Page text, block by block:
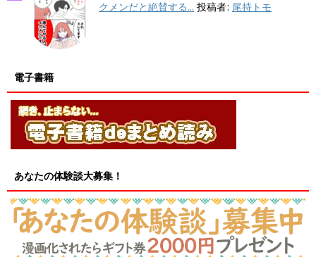
クメンだと絶賛する... 投稿者: 尾持トモ
電子書籍
あなたの体験談大募集！